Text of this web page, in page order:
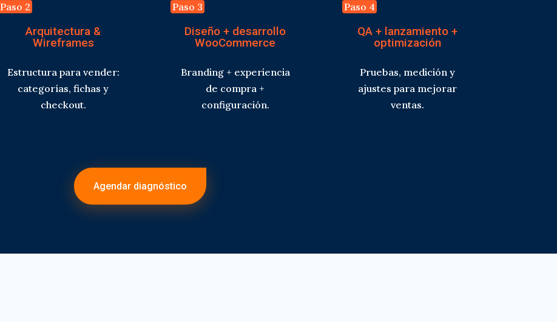
Paso 2
Arquitectura &
Wireframes
Estructura para vender:
categorías, fichas y
checkout.
Paso 3
Diseño + desarrollo
WooCommerce
Branding + experiencia
de compra +
configuración.
Paso 4
QA + lanzamiento +
optimización
Pruebas, medición y
ajustes para mejorar
ventas.
Agendar diagnóstico